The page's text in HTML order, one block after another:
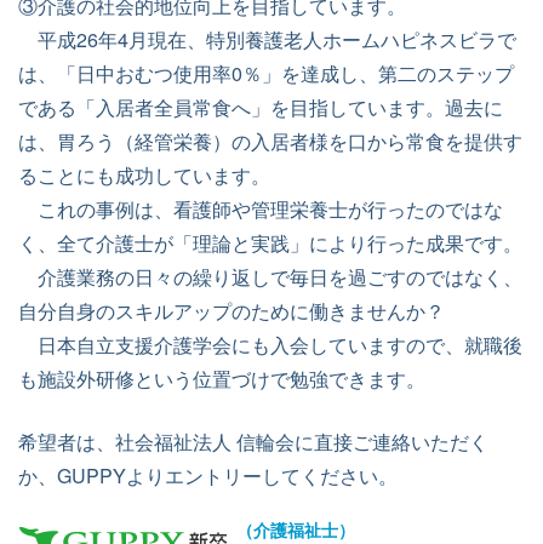
平成26年4月現在、特別養護老人ホームハピネスビラで
は、「日中おむつ使用率0％」を達成し、第二のステップ
である「入居者全員常食へ」を目指しています。過去に
は、胃ろう（経管栄養）の入居者様を口から常食を提供す
ることにも成功しています。
これの事例は、看護師や管理栄養士が行ったのではな
く、全て介護士が「理論と実践」により行った成果です。
介護業務の日々の繰り返しで毎日を過ごすのではなく、
自分自身のスキルアップのために働きませんか？
日本自立支援介護学会にも入会していますので、就職後
も施設外研修という位置づけで勉強できます。
希望者は、社会福祉法人 信輪会に直接ご連絡いただく
か、GUPPYよりエントリーしてください。
（介護福祉士）